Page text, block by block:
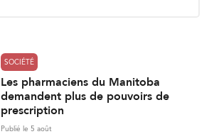
SOCIÉTÉ
Les pharmaciens du Manitoba
demandent plus de pouvoirs de
prescription
Publié le 5 août